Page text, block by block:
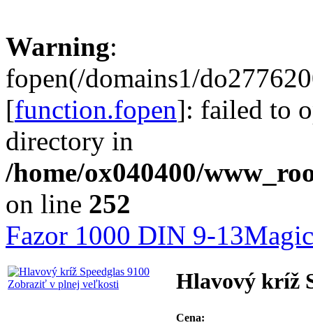
Warning:
fopen(/domains1/
[function.fopen]: failed to
directory in
/home/ox040400/
on line 252
Fazor 1000 DIN 9-13
Zobraziť v plnej veľkosti Hlavový kríž
Cena: